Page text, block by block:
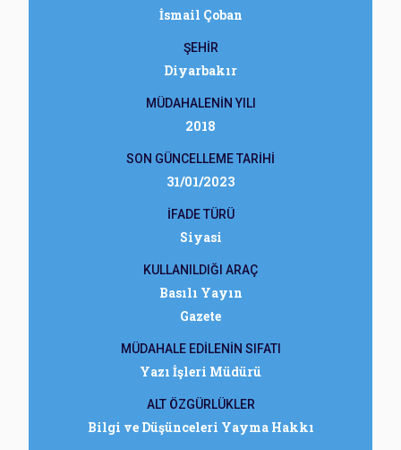
İsmail Çoban
ŞEHİR
Diyarbakır
MÜDAHALENİN YILI
2018
SON GÜNCELLEME TARİHİ
31/01/2023
İFADE TÜRÜ
Siyasi
KULLANILDIĞI ARAÇ
Basılı Yayın
Gazete
MÜDAHALE EDİLENİN SIFATI
Yazı İşleri Müdürü
ALT ÖZGÜRLÜKLER
Bilgi ve Düşünceleri Yayma Hakkı